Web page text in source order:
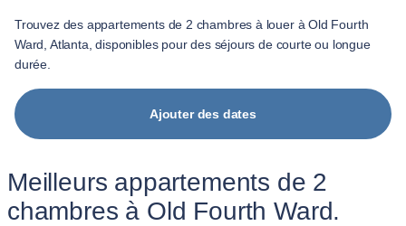
Trouvez des appartements de 2 chambres à louer à Old Fourth
Ward, Atlanta, disponibles pour des séjours de courte ou longue
durée.
Ajouter des dates
Meilleurs appartements de 2
chambres à Old Fourth Ward.